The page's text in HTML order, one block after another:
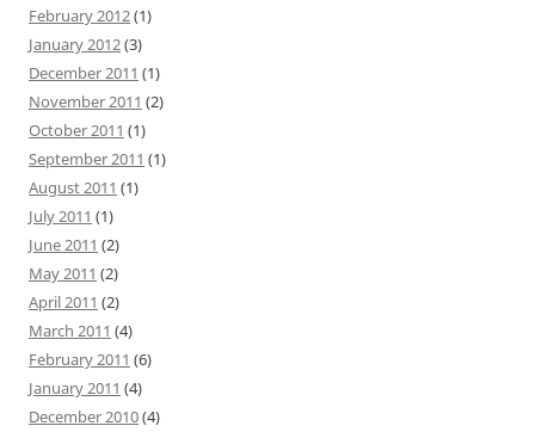
February 2012(1)
January 2012(3)
December 2011 (1)
November 2011 (2)
October 2011 (1)
September 2011 (1)
August 2011 (1)
July 2011 (1)
June 2011 (2)
May 2011 (2)
April 2011 (2)
March 2011 (4)
February 2011 (6)
January 2011 (4)
December 2010(4)